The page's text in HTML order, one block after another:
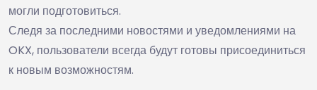
могли подготовиться.
Следя за последними новостями и уведомлениями на
OKX, пользователи всегда будут готовы присоединиться
к новым возможностям.